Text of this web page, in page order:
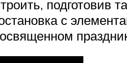
подготовив
с